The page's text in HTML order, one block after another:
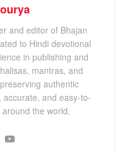
and editor of Bhajan
to Hindi devotional
in publishing and
mantras, and
authentic
and easy-to-
the world.